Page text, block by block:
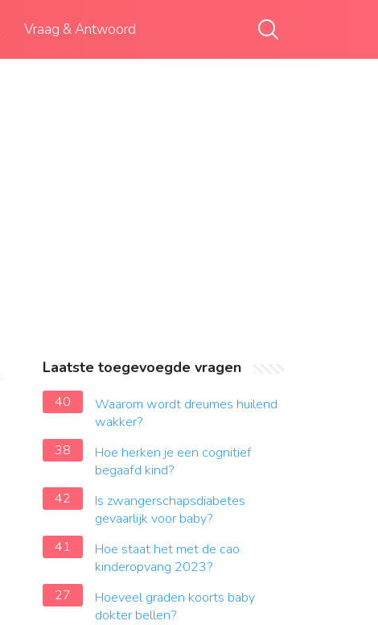
Vraag & Antwoord
Laatste toegevoegde vragen
40
Waarom wordt dreumes huilend
wakker?
38
Hoe herken je een cognitief
begaafd kind?
42
Is zwangerschapsdiabetes
gevaarlijk voor baby?
41
Hoe staat het met de cao
kinderopvang 2023?
27
Hoeveel graden koorts baby
dokter bellen?